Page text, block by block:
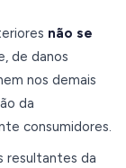
não se
de danos
nos demais
da
consumidores.
resultantes da